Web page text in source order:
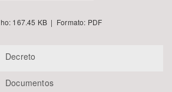
167.45 KB | Formato: PDF
Decreto
Documentos